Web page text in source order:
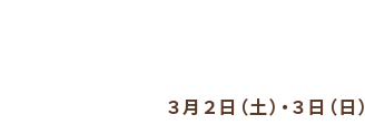
３月２日（土）・３日（日）